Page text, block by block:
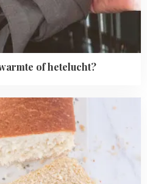
of hetelucht?